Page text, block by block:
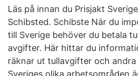
Läs på innan du Prisjakt
Schibsted. Schibste När du
till Sverige behöver du betala
avgifter. Här hittar du
räknar ut tullavgifter och andra
Sveriges olika arbetsområden